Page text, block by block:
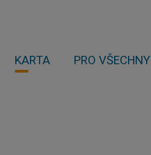
KARTA PRO VŠECHNY